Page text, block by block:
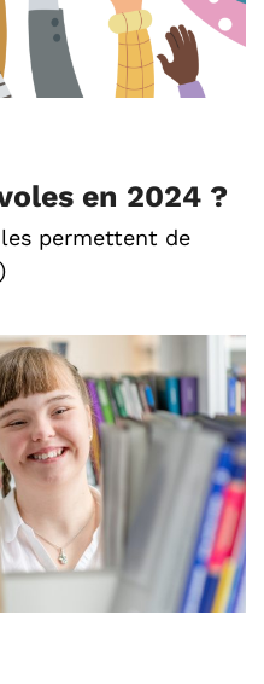
en 2024 ?
permettent de